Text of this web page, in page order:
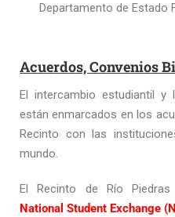
Departamento de Estado
Acuerdos, Convenios
El intercambio estudiantil
están enmarcados en los
Recinto con las
mundo.
El Recinto de Río
National Student Exchange